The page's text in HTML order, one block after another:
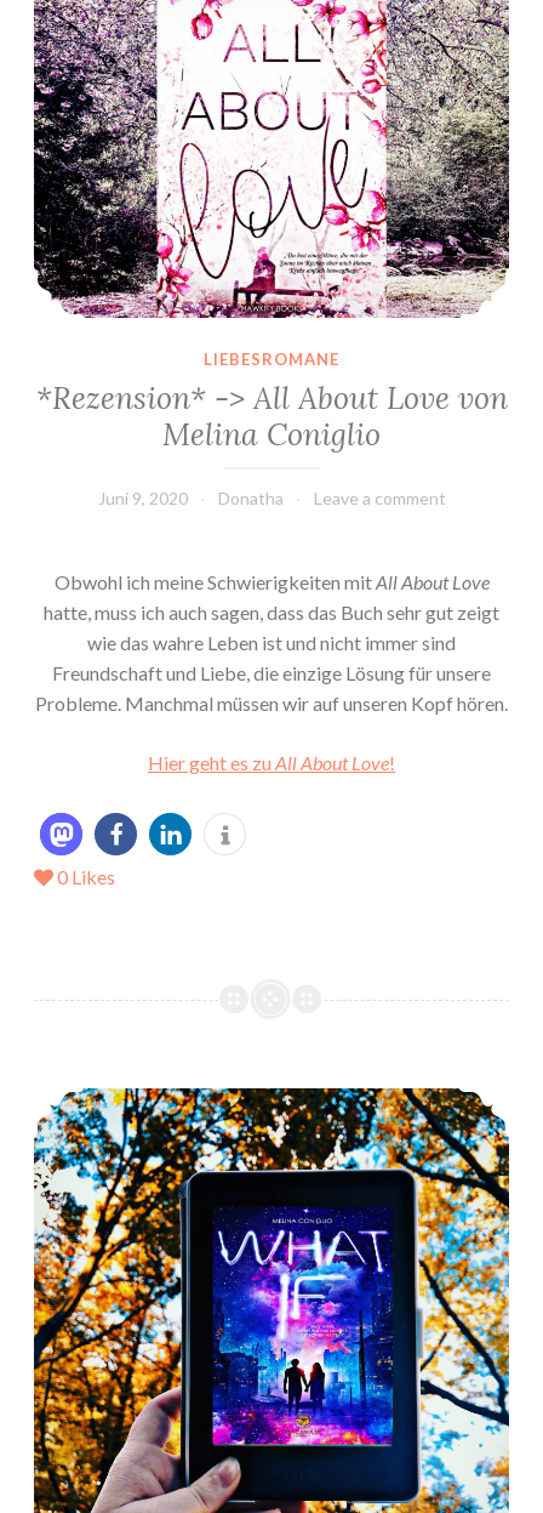
LIEBESROMANE
*Rezension* -> All About Love von
Melina Coniglio
Juni 9, 2020 Donatha Leave a comment
Obwohl ich meine Schwierigkeiten mitAll About Love
hatte, muss ich auch sagen, dass das Buch sehr gut zeigt
wie das wahre Leben ist und nicht immer sind
Freundschaft und Liebe, die einzige Lösung für unsere
Probleme. Manchmal müssen wir auf unseren Kopf hören.
Hier geht es zu All About Love!
0 Likes
*Rezension* -> What If von Melina Coniglio